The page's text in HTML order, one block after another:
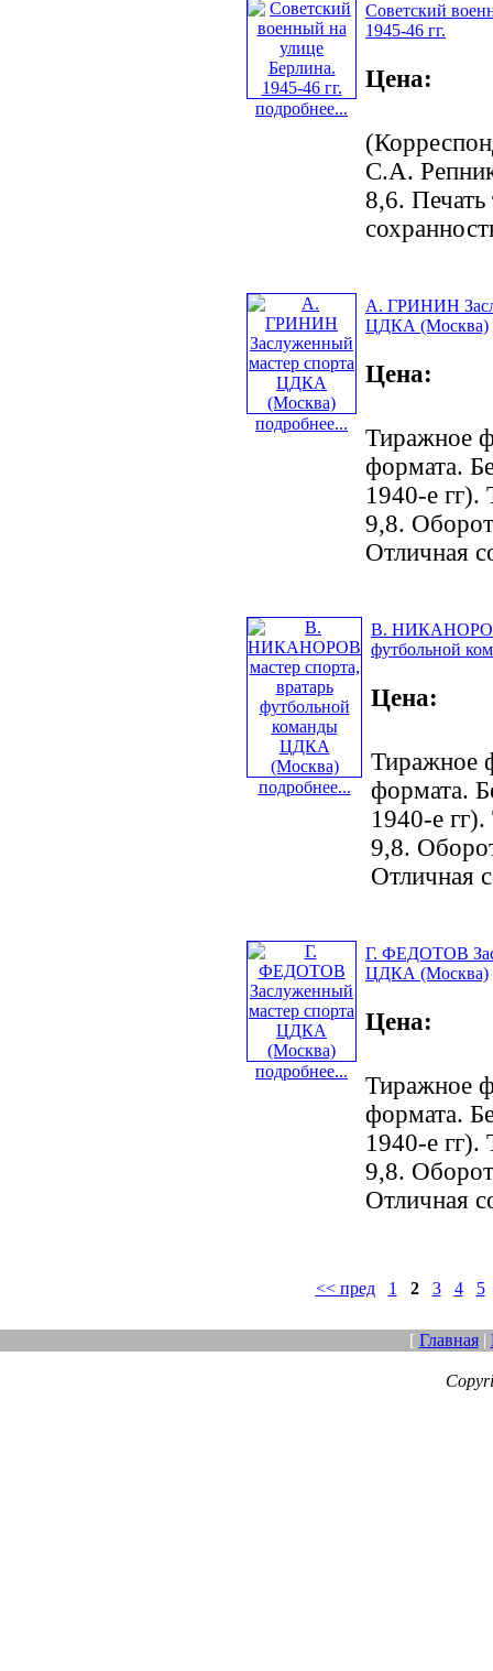
подробнее...
Советский
1945-46 гг.
Цена:
С.А.
8,6.
подробнее...
А. ГРИНИН
ЦДКА (Москва)
Цена:
Тиражное
формата.
1940-е гг).
9,8.
Отличная
подробнее...
В. НИКАНОРОВ
футбольной
Цена:
Тиражное
формата.
1940-е
9,8.
Отличная
подробнее...
Г. ФЕДОТОВ
ЦДКА (Москва)
Цена:
Тиражное
формата.
1940-е гг).
9,8.
Отличная
<< пред 1 2 3 4 5
[ Главная|